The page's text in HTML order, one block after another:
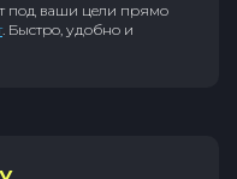
под ваши цели прямо
. Быстро, удобно и